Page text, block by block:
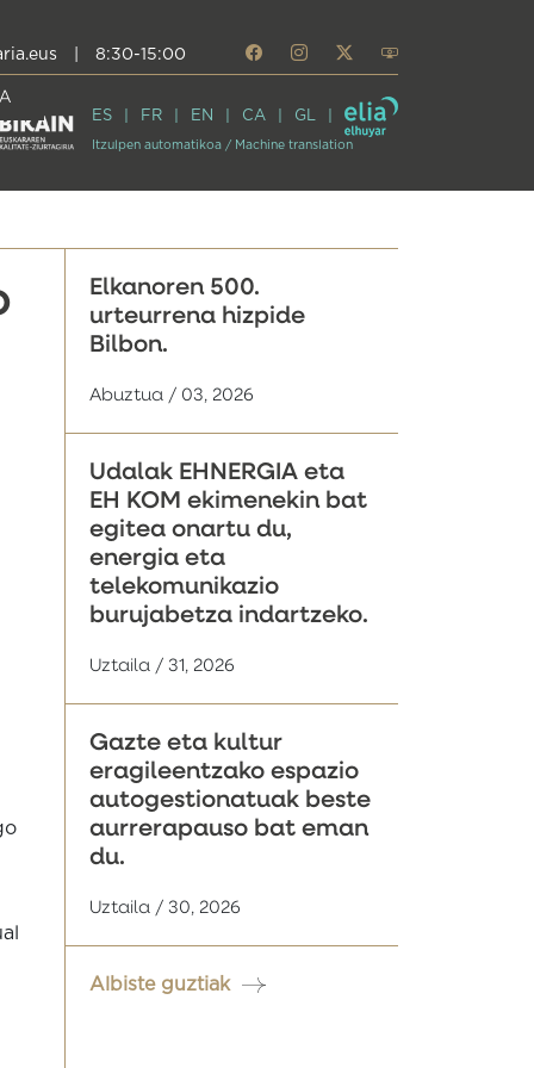
8:30-15:00
ES FR EN CA GL
Itzulpen automatikoa / Machine translation
Elkanoren 500.
urteurrena hizpide
Bilbon.
Abuztua / 03, 2026
Udalak EHNERGIA eta
EH KOM ekimenekin bat
egitea onartu du,
energia eta
telekomunikazio
burujabetza indartzeko.
Uztaila / 31, 2026
Gazte eta kultur
eragileentzako espazio
autogestionatuak beste
aurrerapauso bat eman
du.
Uztaila / 30, 2026
Albiste guztiak